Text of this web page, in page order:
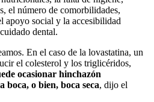
el número de comorbilidades,
apoyo social y la accesibilidad
dental.
En el caso de la lovastatina, un
el colesterol y los triglicéridos,
ocasionar hinchazón
boca, o bien, boca seca, dijo el